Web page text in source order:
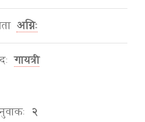
अग्निः
गायत्री
२